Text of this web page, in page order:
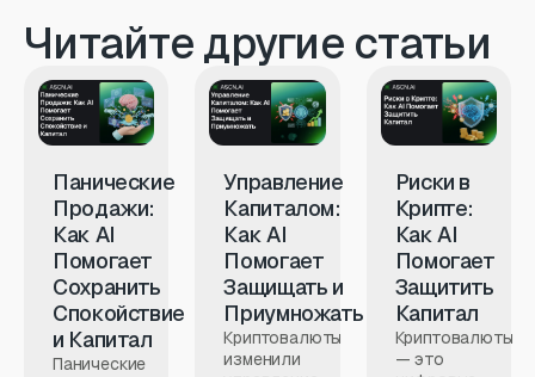
Читайте другие статьи
Панические
Продажи:
Как AI
Помогает
Сохранить
Спокойствие
и Капитал
Панические
Управление
Капиталом:
Как AI
Помогает
Защищать и
Приумножать
Криптовалюты
изменили
Риски в
Крипте:
Как AI
Помогает
Защитить
Капитал
Криптовалюты
— это